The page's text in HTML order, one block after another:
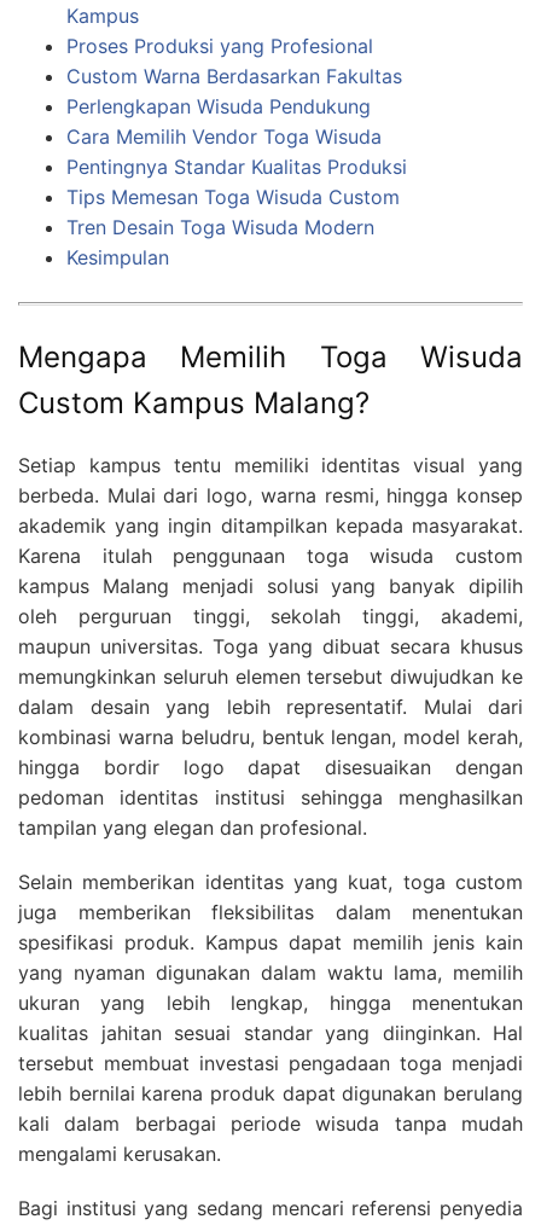
Kampus
Proses Produksi yang Profesional
Custom Warna Berdasarkan Fakultas
Perlengkapan Wisuda Pendukung
Cara Memilih Vendor Toga Wisuda
Pentingnya Standar Kualitas Produksi
Tips Memesan Toga Wisuda Custom
Tren Desain Toga Wisuda Modern
Kesimpulan
Mengapa Memilih Toga Wisuda
Custom Kampus Malang?
Setiap kampus tentu memiliki identitas visual yang
berbeda. Mulai dari logo, warna resmi, hingga konsep
akademik yang ingin ditampilkan kepada masyarakat.
Karena itulah penggunaan toga wisuda custom
kampus Malang menjadi solusi yang banyak dipilih
oleh perguruan tinggi, sekolah tinggi, akademi,
maupun universitas. Toga yang dibuat secara khusus
memungkinkan seluruh elemen tersebut diwujudkan ke
dalam desain yang lebih representatif. Mulai dari
kombinasi warna beludru, bentuk lengan, model kerah,
hingga bordir logo dapat disesuaikan dengan
pedoman identitas institusi sehingga menghasilkan
tampilan yang elegan dan profesional.
Selain memberikan identitas yang kuat, toga custom
juga memberikan fleksibilitas dalam menentukan
spesifikasi produk. Kampus dapat memilih jenis kain
yang nyaman digunakan dalam waktu lama, memilih
ukuran yang lebih lengkap, hingga menentukan
kualitas jahitan sesuai standar yang diinginkan. Hal
tersebut membuat investasi pengadaan toga menjadi
lebih bernilai karena produk dapat digunakan berulang
kali dalam berbagai periode wisuda tanpa mudah
mengalami kerusakan.
Bagi institusi yang sedang mencari referensi penyedia